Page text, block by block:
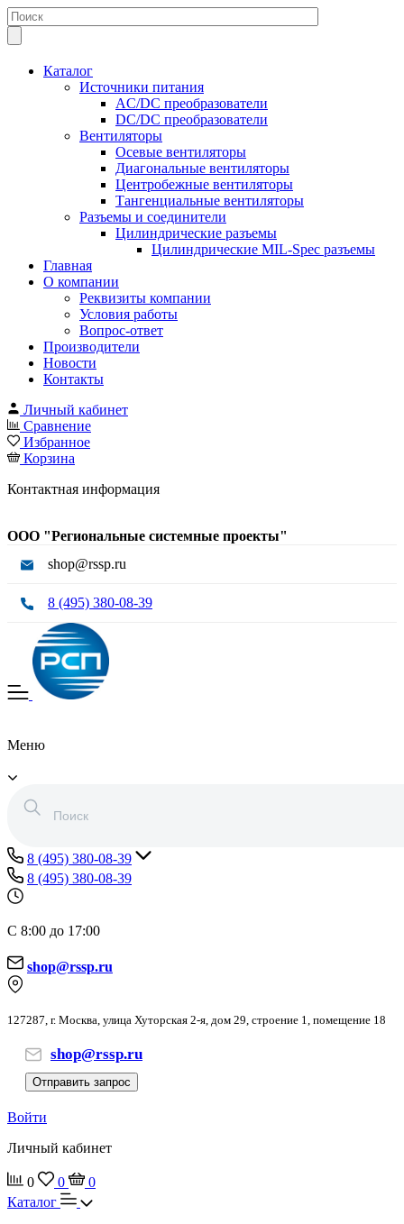
Каталог
Источники питания
AC/DC преобразователи
DC/DC преобразователи
Вентиляторы
Осевые вентиляторы
Диагональные вентиляторы
Центробежные вентиляторы
Тангенциальные вентиляторы
Разъемы и соединители
Цилиндрические разъемы
Цилиндрические MIL-Spec разъемы
Главная
О компании
Реквизиты компании
Условия работы
Вопрос-ответ
Производители
Новости
Контакты
Личный кабинет
Сравнение
Избранное
Корзина
Контактная информация
ООО "Региональные системные проекты"
shop@rssp.ru
8 (495) 380-08-39
Меню
8 (495) 380-08-39
8 (495) 380-08-39
С 8:00 до 17:00
shop@rssp.ru
127287, г. Москва, улица Хуторская 2-я, дом 29, строение 1, помещение 18
shop@rssp.ru
Отправить запрос
Войти
Личный кабинет
0 0
0
Каталог